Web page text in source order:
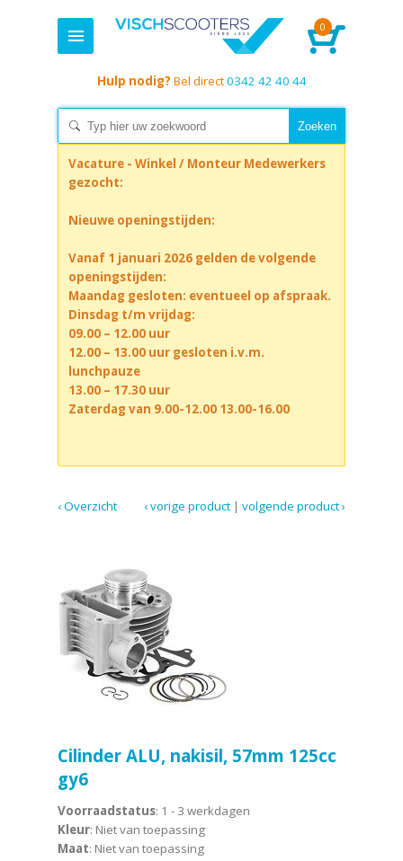
0
Hulp nodig? Bel direct0342 42 40 44
Vacature - Winkel / Monteur Medewerkers
gezocht:
Nieuwe openingstijden:
Vanaf 1 januari 2026 gelden de volgende
openingstijden:
Maandag gesloten: eventueel op afspraak.
Dinsdag t/m vrijdag:
09.00 – 12.00 uur
12.00 – 13.00 uur gesloten i.v.m.
lunchpauze
13.00 – 17.30 uur
Zaterdag van 9.00-12.00 13.00-16.00
‹ Overzicht volgende product ›
|
‹ vorige product
Cilinder ALU, nakisil, 57mm 125cc
gy6
Voorraadstatus: 1 - 3 werkdagen
Kleur: Niet van toepassing
Maat: Niet van toepassing